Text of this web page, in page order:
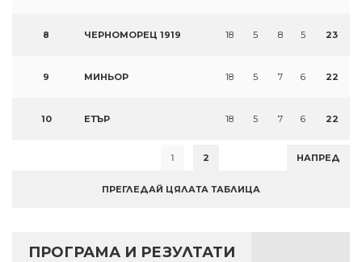
8 ЧЕРНОМОРЕЦ 1919 18 5 8 5 23
9 МИНЬОР 18 5 7 6 22
10 ЕТЪР 18 5 7 6 22
1 2 НАПРЕД
ПРЕГЛЕДАЙ ЦЯЛАТА ТАБЛИЦА
ПРОГРАМА И РЕЗУЛТАТИ